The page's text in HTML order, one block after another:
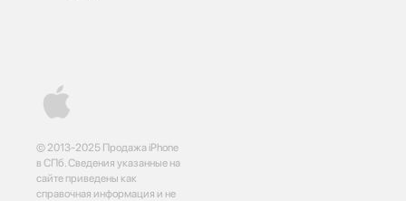
© 2013-2025 Продажа iPhone
в СПб. Сведения указанные на
сайте приведены как
справочная информация и не